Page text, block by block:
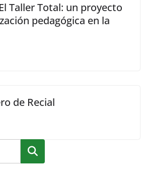
Taller Total: un proyecto
pedagógica en la
de Recial
Buscar